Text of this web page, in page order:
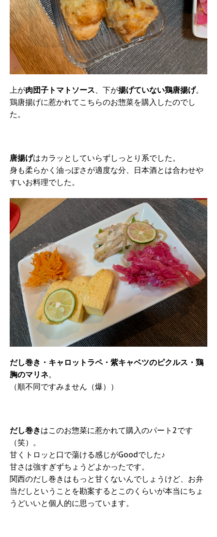
上が肉団子トマトソース、下が揚げていない鶏唐揚げ。
鶏唐揚げに惹かれてこちらのお惣菜を購入したのでし
た。
唐揚げはカラッとしていらずしっとり系でした。
身も柔らかく油っぽさが適度な分、日本酒とは合わせや
すいお料理でした。
だし巻き・キャロットラペ・紫キャベツのピクルス・鶏
胸のマリネ。
（順不同ですみません（爆））
だし巻きはこのお惣菜に惹かれて購入のパート2です
（笑）。
甘くトロッと口で蕩ける感じがGoodでした♪
甘さは強すぎずちょうどよかったです。
関西のだし巻きはもっと甘くないんでしょうけど、お弁
当だしということを勘案するとこのくらいが本当にちょ
うどいいと個人的に思っています。